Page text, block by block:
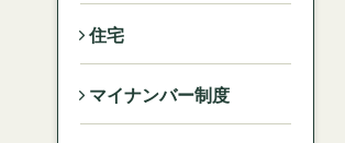
住宅
マイナンバー制度